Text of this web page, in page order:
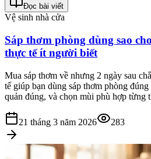
Đọc bài viết
Vệ sinh nhà cửa
Sáp thơm phòng dùng sao
thực tế ít người biết
Mua sáp thơm về nhưng 2 ngày sau
tế giúp bạn dùng sáp thơm phòng
quản đúng, và chọn mùi phù hợp từng
21 tháng 3 năm 2026 283